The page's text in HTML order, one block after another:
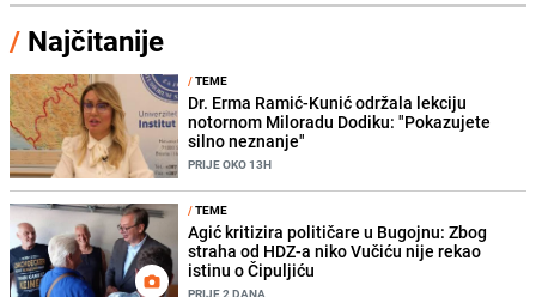
/ Najčitanije
/TEME
Dr. Erma Ramić-Kunić održala lekciju
notornom Miloradu Dodiku: "Pokazujete
silno neznanje"
PRIJE OKO 13H
/TEME
Agić kritizira političare u Bugojnu: Zbog
straha od HDZ-a niko Vučiću nije rekao
istinu o Čipuljiću
PRIJE 2 DANA